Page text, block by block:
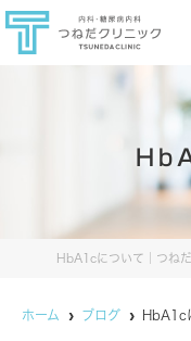
HbA1cについて｜つね
ホーム ブログ HbA1c